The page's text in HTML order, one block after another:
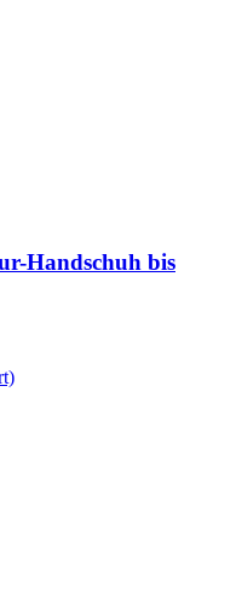
Handschuh bis